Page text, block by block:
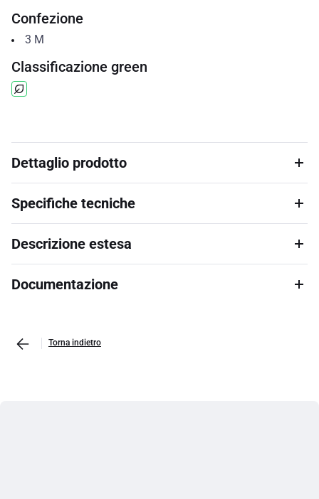
Confezione
3 M
Classificazione green
Dettaglio prodotto
Specifiche tecniche
Descrizione estesa
Documentazione
Torna indietro